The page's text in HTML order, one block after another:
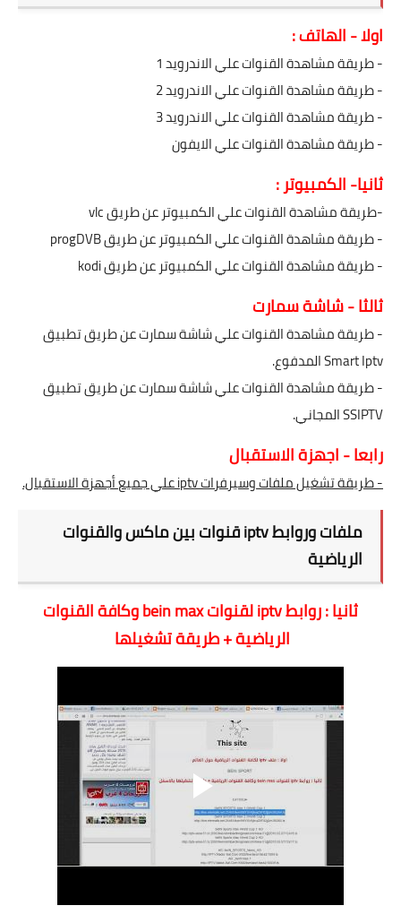
اولا - الهاتف :
- طريقة مشاهدة القنوات علي الاندرويد 1
- طريقة مشاهدة القنوات علي الاندرويد 2
- طريقة مشاهدة القنوات علي الاندرويد 3
- طريقة مشاهدة القنوات علي الايفون
ثانيا- الكمبيوتر :
-طريقة مشاهدة القنوات علي الكمبيوتر عن طريق vlc
- طريقة مشاهدة القنوات علي الكمبيوتر عن طريق progDVB
- طريقة مشاهدة القنوات علي الكمبيوتر عن طريق kodi
ثالثا - شاشة سمارت
- طريقة مشاهدة القنوات علي شاشة سمارت عن طريق تطبيق
Smart Iptv المدفوع.
- طريقة مشاهدة القنوات علي شاشة سمارت عن طريق تطبيق
SSIPTV المجاني.
رابعا - اجهزة الاستقبال
- طريقة تشغيل ملفات وسيرفرات iptv علي جميع أجهزة الاستقبال.
ملفات وروابط iptv قنوات بين ماكس والقنوات
الرياضية
ثانيا : روابط iptv لقنوات bein max وكافة القنوات
الرياضية + طريقة تشغيلها